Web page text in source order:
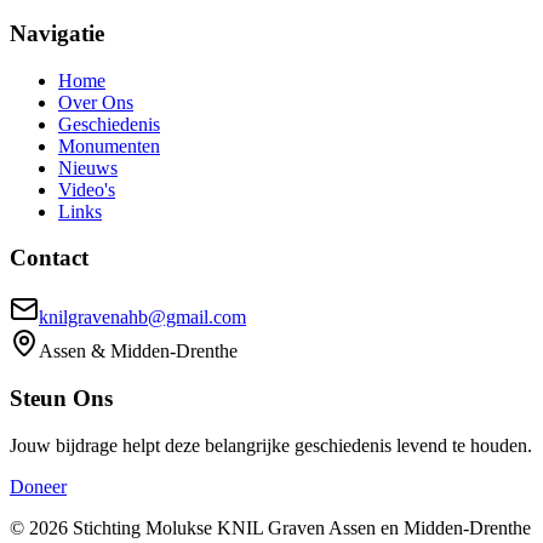
Navigatie
Home
Over Ons
Geschiedenis
Monumenten
Nieuws
Video's
Links
Contact
knilgravenahb@gmail.com
Assen & Midden-Drenthe
Steun Ons
Jouw bijdrage helpt deze belangrijke geschiedenis levend te houden.
Doneer
© 2026 Stichting Molukse KNIL Graven Assen en Midden-Drenthe